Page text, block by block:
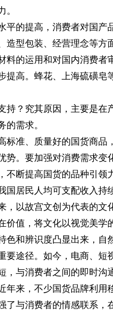
。
平的提高，消费者对国
造型包装、经营理念等方
料的运用和对国内消费者
提高。蜂花、上海硫磺
持？究其原因，主要是
的需求。
标准、质量好的国货商品
势。要加强对消费需求变
断提高国货的品种引领
国居民人均可支配收入持
，以故宫文创为代表的文
价值，将文化以视觉美学
和辨识度凸显出来，自
要途径。如今，电商、短
，与消费者之间的即时沟
年来，不少国货品牌利用
了与消费者的情感联系，